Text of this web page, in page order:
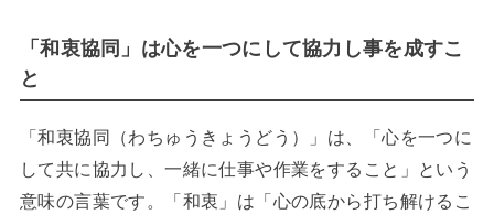
「和衷協同」は心を一つにして協力し事を成すこ
と
「和衷協同（わちゅうきょうどう）」は、「心を一つに
して共に協力し、一緒に仕事や作業をすること」という
意味の言葉です。「和衷」は「心の底から打ち解けるこ